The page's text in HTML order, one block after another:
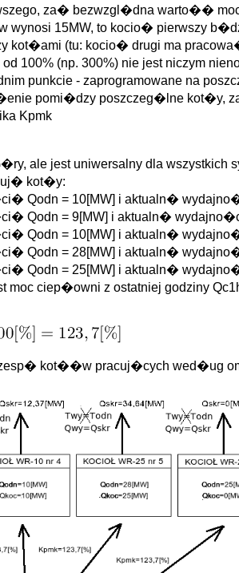
za� bezwzgl�dna warto��
15MW, to kocio� pierwszy
kot�ami (tu: kocio� drugi ma
(np. 300%) nie jest niczym
punkcie - zaprogramowane na
pomi�dzy poszczeg�lne kot�y,
Kpmk
ale jest uniwersalny dla
kot�y:
Qodn = 10[MW] i aktualn�
Qodn = 9[MW] i aktualn�
Qodn = 10[MW] i aktualn�
Qodn = 28[MW] i aktualn�
Qodn = 25[MW] i aktualn�
moc ciep�owni z ostatniej godziny
kot��w pracuj�cych wed�ug